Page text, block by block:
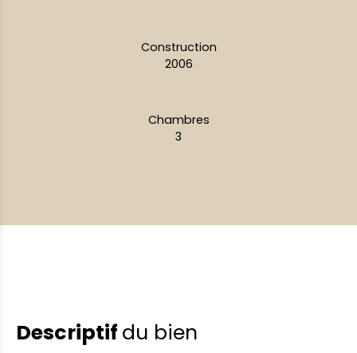
Construction
2006
Chambres
3
Descriptif du bien